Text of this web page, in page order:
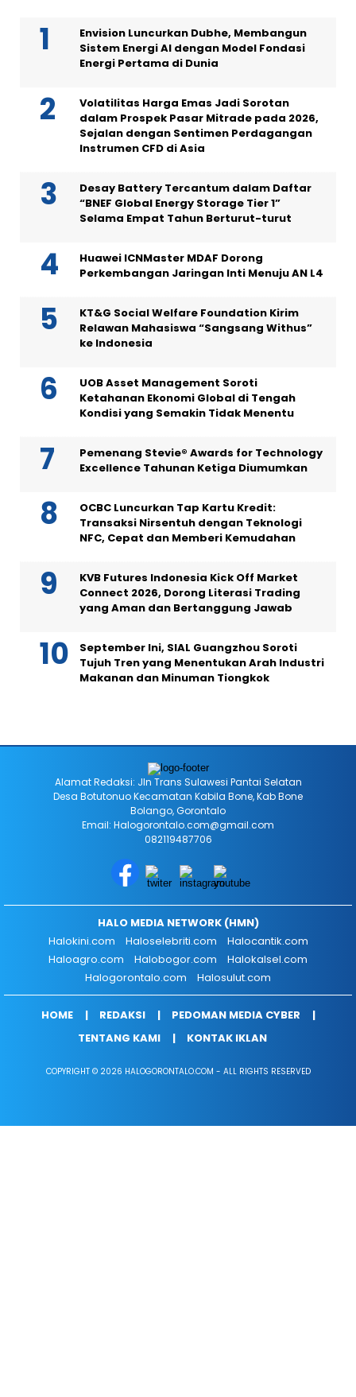
Envision Luncurkan Dubhe, Membangun
Sistem Energi AI dengan Model Fondasi
Energi Pertama di Dunia
Volatilitas Harga Emas Jadi Sorotan
dalam Prospek Pasar Mitrade pada 2026,
Sejalan dengan Sentimen Perdagangan
Instrumen CFD di Asia
Desay Battery Tercantum dalam Daftar
“BNEF Global Energy Storage Tier 1”
Selama Empat Tahun Berturut-turut
Huawei ICNMaster MDAF Dorong
Perkembangan Jaringan Inti Menuju AN L4
KT&G Social Welfare Foundation Kirim
Relawan Mahasiswa “Sangsang Withus”
ke Indonesia
UOB Asset Management Soroti
Ketahanan Ekonomi Global di Tengah
Kondisi yang Semakin Tidak Menentu
Pemenang Stevie® Awards for Technology
Excellence Tahunan Ketiga Diumumkan
OCBC Luncurkan Tap Kartu Kredit:
Transaksi Nirsentuh dengan Teknologi
NFC, Cepat dan Memberi Kemudahan
KVB Futures Indonesia Kick Off Market
Connect 2026, Dorong Literasi Trading
yang Aman dan Bertanggung Jawab
September Ini, SIAL Guangzhou Soroti
Tujuh Tren yang Menentukan Arah Industri
Makanan dan Minuman Tiongkok
Alamat Redaksi: Jln Trans Sulawesi Pantai Selatan
Desa Botutonuo Kecamatan Kabila Bone, Kab Bone
Bolango, Gorontalo
Email: Halogorontalo.com@gmail.com
082119487706
HALO MEDIA NETWORK (HMN)
Halokini.com
Haloselebriti.com
Halocantik.com
Haloagro.com
Halobogor.com
Halokalsel.com
Halogorontalo.com
Halosulut.com
HOME REDAKSI
PEDOMAN MEDIA CYBER
TENTANG KAMI
KONTAK IKLAN
COPYRIGHT © 2026 HALOGORONTALO.COM - ALL RIGHTS RESERVED